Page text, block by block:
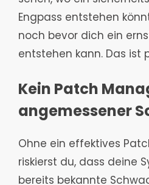
Engpass entstehen
noch bevor dich ein
entstehen kann. Das ist
Kein Patch
angemessener
Ohne ein effektives
riskierst du, dass deine
bereits bekannte